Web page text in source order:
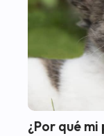
¿Por qué